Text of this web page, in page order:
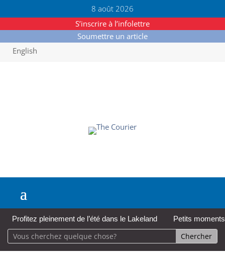
8 août 2026
S’inscrire à l’infolettre
Soumettre un article
English
Profitez pleinement de l’été dans le Lakeland Petits